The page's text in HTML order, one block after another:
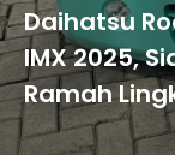
Daihatsu
IMX 2025,
Ramah